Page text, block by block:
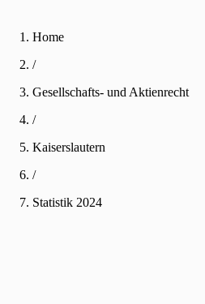
Home
/
Gesellschafts- und Aktienrecht
/
Kaiserslautern
/
Statistik 2024